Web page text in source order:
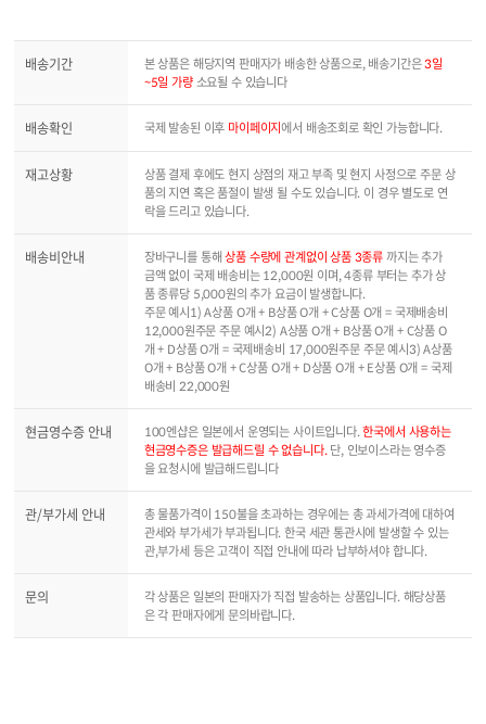
배송기간 본 상품은 해당지역 판매자가 배송한 상품으로, 배송기간은3일
~5일 가량소요될 수 있습니다
배송확인 국제 발송된 이후 마이페이지에서 배송조회로 확인 가능합니다.
재고상황
상품 결제 후에도 현지 상점의 재고 부족 및 현지 사정으로 주문 상
품의 지연 혹은 품절이 발생 될 수도 있습니다. 이 경우 별도로 연
락을 드리고 있습니다.
배송비안내 장바구니를 통해상품 수량에 관계없이 상품 3종류 까지는 추가
금액 없이 국제 배송비는 12,000원 이며, 4종류 부터는 추가 상
품 종류당 5,000원의 추가 요금이 발생합니다.
주문 예시1) A상품 O개 + B상품 O개 + C상품 O개 = 국제배송비
12,000원주문 주문 예시2) A상품 O개 + B상품 O개 + C상품 O
개 + D상품 O개 = 국제배송비 17,000원주문 주문 예시3) A상품
O개 + B상품 O개 + C상품 O개 + D상품 O개 + E상품 O개 = 국제
배송비 22,000원
현금영수증 안내 100엔샵은 일본에서 운영되는 사이트입니다.한국에서 사용하는
현금영수증은 발급해드릴 수 없습니다.단, 인보이스라는 영수증
을 요청시에 발급해드립니다
관/부가세 안내
총 물품가격이 150불을 초과하는 경우에는 총 과세가격에 대하여
관세와 부가세가 부과됩니다. 한국 세관 통관시에 발생할 수 있는
관,부가세 등은 고객이 직접 안내에 따라 납부하셔야 합니다.
문의
각 상품은 일본의 판매자가 직접 발송하는 상품입니다. 해당상품
은 각 판매자에게 문의바랍니다.